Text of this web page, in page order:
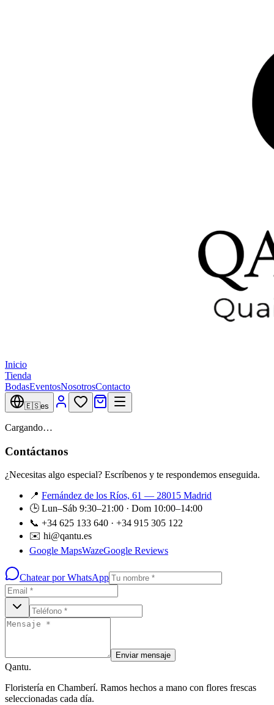
Inicio
Tienda
BodasEventosNosotrosContacto
🇪🇸es
Cargando…
Contáctanos
¿Necesitas algo especial? Escríbenos y te respondemos enseguida.
📍 Fernández de los Ríos, 61 — 28015 Madrid
🕒 Lun–Sáb 9:30–21:00 · Dom 10:00–14:00
📞 +34 625 133 640 · +34 915 305 122
✉️ hi@qantu.es
Google MapsWazeGoogle Reviews
Chatear por WhatsApp
Enviar mensaje
Qantu.
Floristería en Chamberí. Ramos hechos a mano con flores frescas
seleccionadas cada día.